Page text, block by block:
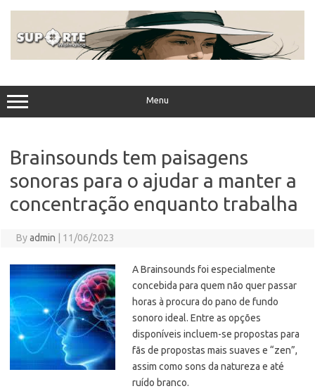
Menu
Brainsounds tem paisagens
sonoras para o ajudar a manter a
concentração enquanto trabalha
Byadmin 11/06/2023
A Brainsounds foi especialmente
concebida para quem não quer passar
horas à procura do pano de fundo
sonoro ideal. Entre as opções
disponíveis incluem-se propostas para
fãs de propostas mais suaves e “zen”,
assim como sons da natureza e até
ruído branco.